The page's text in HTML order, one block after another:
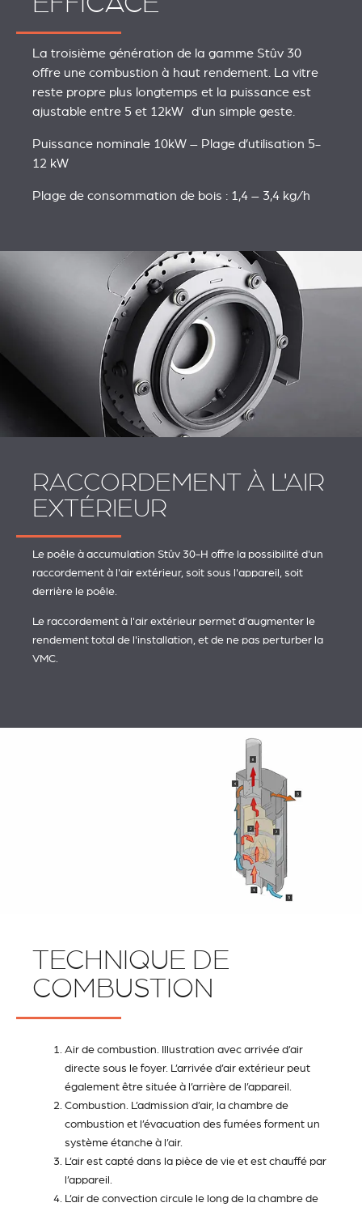
La troisième génération de la gamme Stûv 30
offre une combustion à haut rendement. La vitre
reste propre plus longtemps et la puissance est
ajustable entre 5 et 12kW d'un simple geste.
Puissance nominale 10kW – Plage d’utilisation 5-
12 kW
Plage de consommation de bois : 1,4 – 3,4 kg/h
RACCORDEMENT À L'AIR
EXTÉRIEUR
Le poêle à accumulation Stûv 30-H offre la possibilité d'un
raccordement à l'air extérieur, soit sous l'appareil, soit
derrière le poêle.
Le raccordement à l'air extérieur permet d'augmenter le
rendement total de l'installation, et de ne pas perturber la
VMC.
TECHNIQUE DE
COMBUSTION
Air de combustion. Illustration avec arrivée d’air
directe sous le foyer. L’arrivée d’air extérieur peut
également être située à l’arrière de l’appareil.
Combustion. L’admission d’air, la chambre de
combustion et l’évacuation des fumées forment un
système étanche à l’air.
L’air est capté dans la pièce de vie et est chauffé par
l’appareil.
L’air de convection circule le long de la chambre de